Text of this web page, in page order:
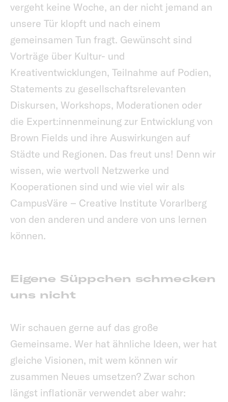
vergeht keine Woche, an der nicht jemand an
unsere Tür klopft und nach einem
gemeinsamen Tun fragt. Gewünscht sind
Vorträge über Kultur- und
Kreativentwicklungen, Teilnahme auf Podien,
Statements zu gesellschaftsrelevanten
Diskursen, Workshops, Moderationen oder
die Expert:innenmeinung zur Entwicklung von
Brown Fields und ihre Auswirkungen auf
Städte und Regionen. Das freut uns! Denn wir
wissen, wie wertvoll Netzwerke und
Kooperationen sind und wie viel wir als
CampusVäre – Creative Institute Vorarlberg
von den anderen und andere von uns lernen
können.
Eigene Süppchen schmecken
uns nicht
Wir schauen gerne auf das große
Gemeinsame. Wer hat ähnliche Ideen, wer hat
gleiche Visionen, mit wem können wir
zusammen Neues umsetzen? Zwar schon
längst inflationär verwendet aber wahr: